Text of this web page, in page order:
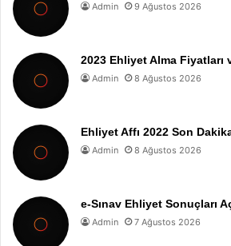
Admin 9 Ağustos 2026
2023 Ehliyet Alma Fiyatları
Admin 8 Ağustos 2026
Ehliyet Affı 2022 Son
Admin 8 Ağustos 2026
e-Sınav Ehliyet Sonuçları
Admin 7 Ağustos 2026